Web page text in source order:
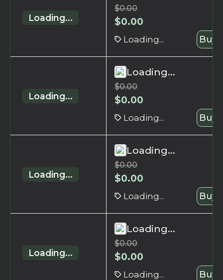
Loading...
$0.00
$0.00
Loading... Buy
Loading...
Loading...
$0.00
$0.00
Loading... Buy
Loading...
Loading...
$0.00
$0.00
Loading... Buy
Loading...
Loading...
$0.00
$0.00
Loading... Buy